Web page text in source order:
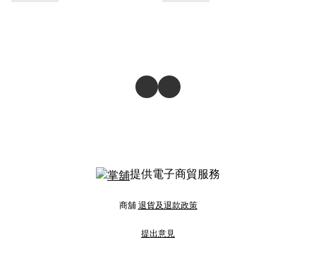
提供電子商貿服務
商舖 退貨及退款政策
提出意見